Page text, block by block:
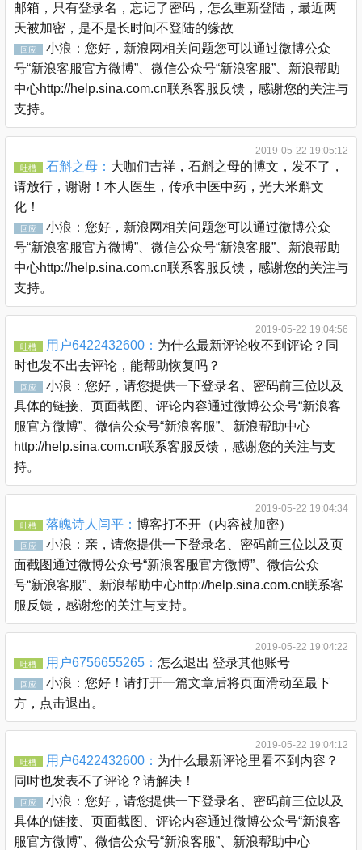
邮箱，只有登录名，忘记了密码，怎么重新登陆，最近两
天被加密，是不是长时间不登陆的缘故
回应 小浪： 您好，新浪网相关问题您可以通过微博公众
号“新浪客服官方微博”、微信公众号“新浪客服”、新浪帮助
中心http://help.sina.com.cn联系客服反馈，感谢您的关注与
支持。
2019-05-22 19:05:12
吐槽 石斛之母： 大咖们吉祥，石斛之母的博文，发不了，
请放行，谢谢！本人医生，传承中医中药，光大米斛文
化！
回应 小浪： 您好，新浪网相关问题您可以通过微博公众
号“新浪客服官方微博”、微信公众号“新浪客服”、新浪帮助
中心http://help.sina.com.cn联系客服反馈，感谢您的关注与
支持。
2019-05-22 19:04:56
吐槽 用户6422432600： 为什么最新评论收不到评论？同
时也发不出去评论，能帮助恢复吗？
回应 小浪： 您好，请您提供一下登录名、密码前三位以及
具体的链接、页面截图、评论内容通过微博公众号“新浪客
服官方微博”、微信公众号“新浪客服”、新浪帮助中心
http://help.sina.com.cn联系客服反馈，感谢您的关注与支
持。
2019-05-22 19:04:34
吐槽 落魄诗人闫平： 博客打不开（内容被加密）
回应 小浪： 亲，请您提供一下登录名、密码前三位以及页
面截图通过微博公众号“新浪客服官方微博”、微信公众
号“新浪客服”、新浪帮助中心http://help.sina.com.cn联系客
服反馈，感谢您的关注与支持。
2019-05-22 19:04:22
吐槽 用户6756655265： 怎么退出 登录其他账号
回应 小浪： 您好！请打开一篇文章后将页面滑动至最下
方，点击退出。
2019-05-22 19:04:12
吐槽 用户6422432600： 为什么最新评论里看不到内容？
同时也发表不了评论？请解决！
回应 小浪： 您好，请您提供一下登录名、密码前三位以及
具体的链接、页面截图、评论内容通过微博公众号“新浪客
服官方微博”、微信公众号“新浪客服”、新浪帮助中心